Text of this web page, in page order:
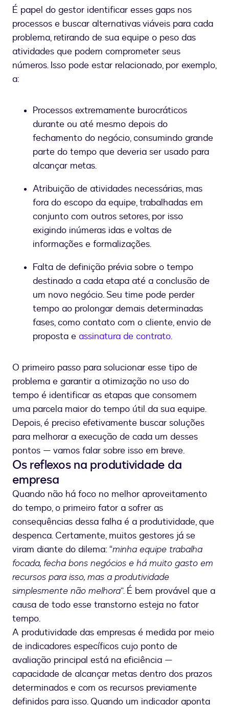
É papel do gestor identificar esses gaps nos
processos e buscar alternativas viáveis para cada
problema, retirando de sua equipe o peso das
atividades que podem comprometer seus
números. Isso pode estar relacionado, por exemplo,
a:
Processos extremamente burocráticos
durante ou até mesmo depois do
fechamento do negócio, consumindo grande
parte do tempo que deveria ser usado para
alcançar metas.
Atribuição de atividades necessárias, mas
fora do escopo da equipe, trabalhadas em
conjunto com outros setores, por isso
exigindo inúmeras idas e voltas de
informações e formalizações.
Falta de definição prévia sobre o tempo
destinado a cada etapa até a conclusão de
um novo negócio. Seu time pode perder
tempo ao prolongar demais determinadas
fases, como contato com o cliente, envio de
proposta e assinatura de contrato.
O primeiro passo para solucionar esse tipo de
problema e garantir a otimização no uso do
tempo é identificar as etapas que consomem
uma parcela maior do tempo útil da sua equipe.
Depois, é preciso efetivamente buscar soluções
para melhorar a execução de cada um desses
pontos — vamos falar sobre isso em breve.
Os reflexos na produtividade da
empresa
Quando não há foco no melhor aproveitamento
do tempo, o primeiro fator a sofrer as
consequências dessa falha é a produtividade, que
despenca. Certamente, muitos gestores já se
viram diante do dilema: “minha equipe trabalha
focada, fecha bons negócios e há muito gasto em
recursos para isso, mas a produtividade
simplesmente não melhora”. É bem provável que a
causa de todo esse transtorno esteja no fator
tempo.
A produtividade das empresas é medida por meio
de indicadores específicos cujo ponto de
avaliação principal está na eficiência —
capacidade de alcançar metas dentro dos prazos
determinados e com os recursos previamente
definidos para isso. Quando um indicador aponta